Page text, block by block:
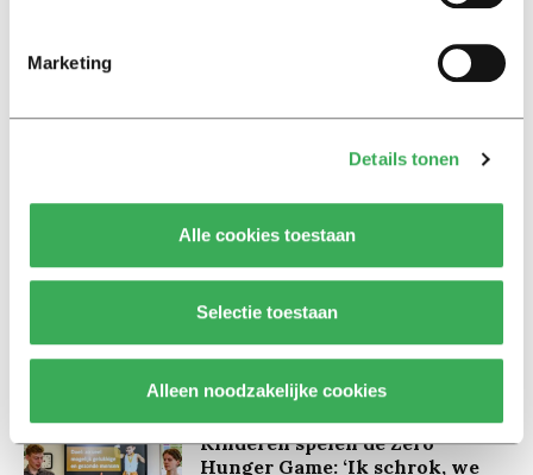
Marketing
Details tonen
Alle cookies toestaan
Selectie toestaan
Alleen noodzakelijke cookies
Interview
Marion Koopmans over online
‘Wetenschappers, kom die
ivoren toren uit’
Kinderen spelen de Zero
Hunger Game: ‘Ik schrok, we